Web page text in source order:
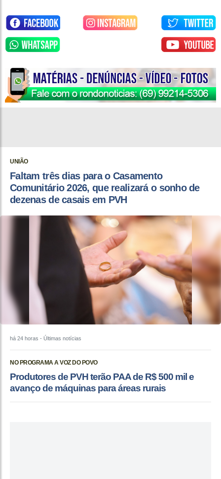
UNIÃO
Faltam três dias para o Casamento
Comunitário 2026, que realizará o sonho de
dezenas de casais em PVH
há 24 horas - Últimas notícias
NO PROGRAMA A VOZ DO POVO
Produtores de PVH terão PAA de R$ 500 mil e
avanço de máquinas para áreas rurais